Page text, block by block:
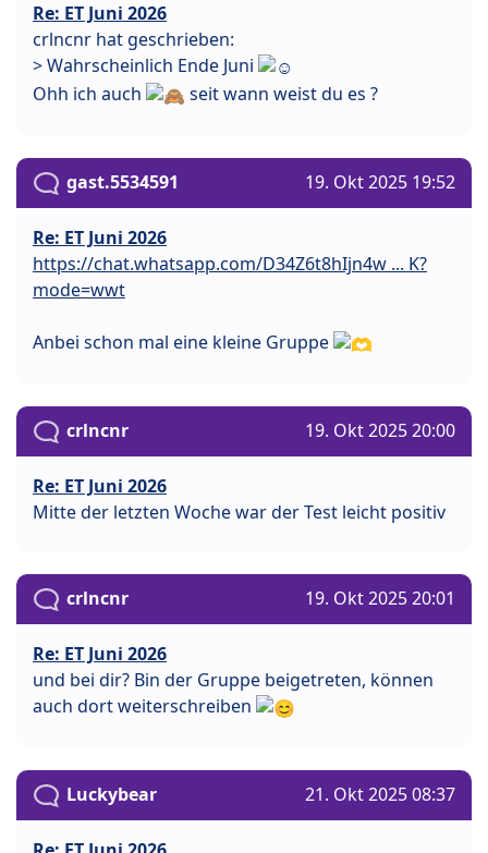
Re: ET Juni 2026
crlncnr hat geschrieben:
> Wahrscheinlich Ende Juni
Ohh ich auch
seit wann weist du es ?
gast.5534591 19. Okt 2025 19:52
Re: ET Juni 2026
https://chat.whatsapp.com/D34Z6t8hIjn4w ... K?
mode=wwt
Anbei schon mal eine kleine Gruppe
crlncnr 19. Okt 2025 20:00
Re: ET Juni 2026
Mitte der letzten Woche war der Test leicht positiv
crlncnr 19. Okt 2025 20:01
Re: ET Juni 2026
und bei dir? Bin der Gruppe beigetreten, können
auch dort weiterschreiben
Luckybear 21. Okt 2025 08:37